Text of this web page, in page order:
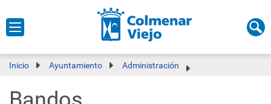
Inicio Ayuntamiento Administración